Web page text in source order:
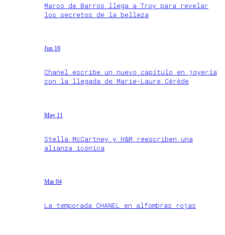
Marco de Barros llega a Troy para revelar
los secretos de la belleza
Jun 10
Chanel escribe un nuevo capítulo en joyería
con la llegada de Marie-Laure Cérède
May 11
Stella McCartney y H&M reescriben una
alianza icónica
Mar 04
La temporada CHANEL en alfombras rojas